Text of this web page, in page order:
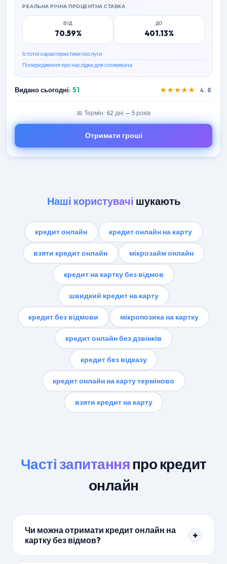
РЕАЛЬНА РІЧНА ПРОЦЕНТНА СТАВКА
ВІД
70.59%
ДО
401.13%
Істотні характеристики послуги
Попередження про наслідки для споживача
Видано сьогодні: 51 ★★★★★ 4.8
📅 Термін: 62 дні — 5 років
Отримати гроші
Наші користувачі шукають
кредит онлайн кредит онлайн на карту
взяти кредит онлайн мікрозайм онлайн
кредит на картку без відмов
швидкий кредит на карту
кредит без відмови мікропозика на картку
кредит онлайн без дзвінків
кредит без відказу
кредит онлайн на карту терміново
взяти кредит на карту
Часті запитання про кредит
онлайн
Чи можна отримати кредит онлайн на
картку без відмов?
+
Так. Більшість МФО в рейтингу Arial видають